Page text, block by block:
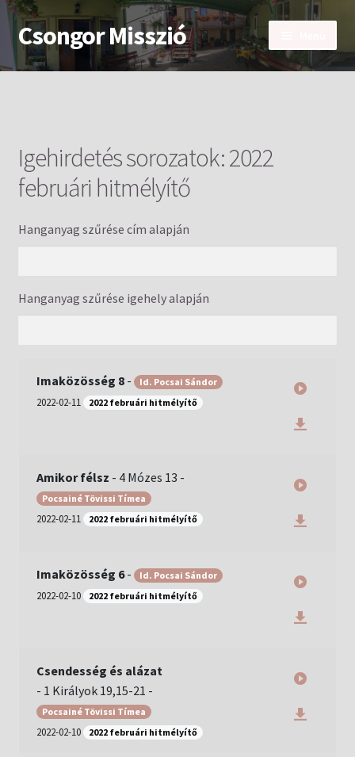
Ugrás
a
navigációhoz
Kilépés
a
tartalomba
Csongor Misszió
Főoldal
Igehirdetések
Eseménynaptár
Kapcsolat
Igehirdetés sorozatok:2022
februári hitmélyítő
Hanganyag szűrése cím alapján
Hanganyag szűrése igehely alapján
Imaközösség 8 - Id. Pocsai Sándor
2022-02-11 2022 februári hitmélyítő
Amikor félsz - 4 Mózes 13 -
Pocsainé Tövissi Tímea
2022-02-11 2022 februári hitmélyítő
Imaközösség 6- Id. Pocsai Sándor
2022-02-10 2022 februári hitmélyítő
Csendesség és alázat
- 1 Királyok 19,15-21 -
Pocsainé Tövissi Tímea
2022-02-10 2022 februári hitmélyítő